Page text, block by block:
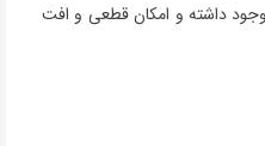
داشته و امکان قطعی و افت